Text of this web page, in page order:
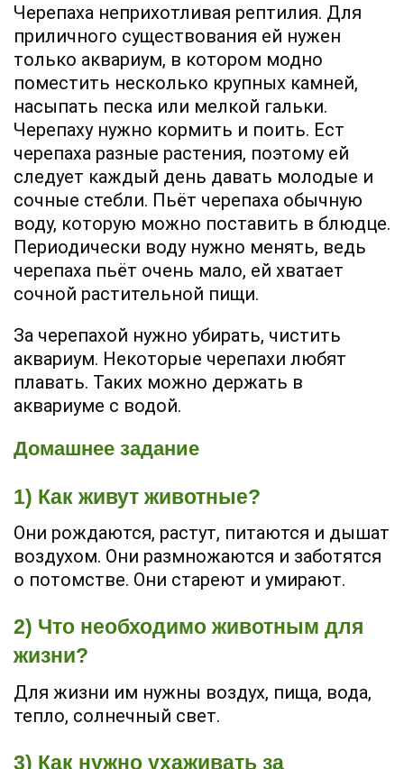
Черепаха неприхотливая рептилия. Для
приличного существования ей нужен
только аквариум, в котором модно
поместить несколько крупных камней,
насыпать песка или мелкой гальки.
Черепаху нужно кормить и поить. Ест
черепаха разные растения, поэтому ей
следует каждый день давать молодые и
сочные стебли. Пьёт черепаха обычную
воду, которую можно поставить в блюдце.
Периодически воду нужно менять, ведь
черепаха пьёт очень мало, ей хватает
сочной растительной пищи.
За черепахой нужно убирать, чистить
аквариум. Некоторые черепахи любят
плавать. Таких можно держать в
аквариуме с водой.
Домашнее задание
1) Как живут животные?
Они рождаются, растут, питаются и дышат
воздухом. Они размножаются и заботятся
о потомстве. Они стареют и умирают.
2) Что необходимо животным для
жизни?
Для жизни им нужны воздух, пища, вода,
тепло, солнечный свет.
3) Как нужно ухаживать за